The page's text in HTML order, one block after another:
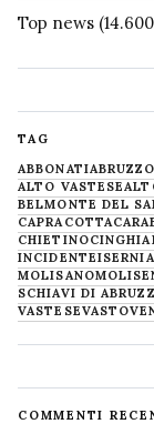
Top news
TAG
ABBONATIABRUZZO
ALTO VASTESE
BELMONTE DEL
CAPRACOTTA
CHIETINO
INCIDENTEISERNIA
MOLISANOMOLISE
SCHIAVI DI
VASTESEVASTO
COMMENTI